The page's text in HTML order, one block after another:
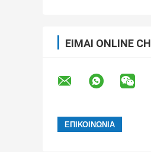
ΕΊΜΑΙ ONLINE